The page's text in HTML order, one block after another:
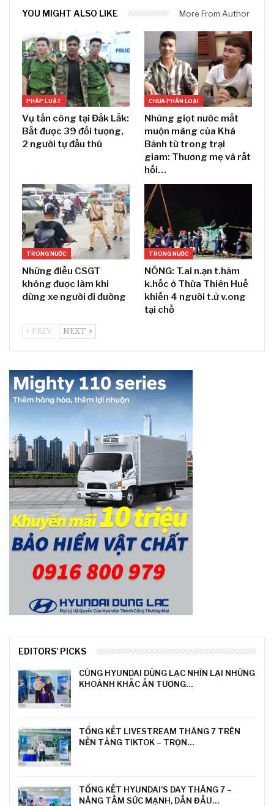
YOU MIGHT ALSO LIKE More From Author
PHÁP LUẬT
Vụ tấn công tại Đắk Lắk:
Bắt được 39 đối tượng,
2 người tự đầu thú
CHƯA PHÂN LOẠI
Những giọt nước mắt
muộn màng của Khá
Bảnh từ trong trại
giam: Thương mẹ và rất
hối…
TRONG NƯỚC
Những điều CSGT
không được làm khi
dừng xe người đi đường
TRONG NƯỚC
NÓNG: T.ai n.ạn t.hảm
k.hốc ở Thừa Thiên Huế
khiến 4 người t.ử v.ong
tại chỗ
PREV NEXT
EDITORS' PICKS
CÙNG HYUNDAI DŨNG LẠC NHÌN LẠI NHỮNG
KHOẢNH KHẮC ẤN TƯỢNG…
TỔNG KẾT LIVESTREAM THÁNG 7 TRÊN
NỀN TẢNG TIKTOK – TRỌN…
TỔNG KẾT HYUNDAI’S DAY THÁNG 7 –
NÂNG TẦM SỨC MẠNH, DẪN ĐẦU…